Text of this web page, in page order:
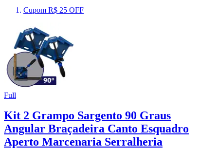
Cupom R$ 25 OFF
Full
Kit 2 Grampo Sargento 90 Graus
Angular Braçadeira Canto Esquadro
Aperto Marcenaria Serralheria